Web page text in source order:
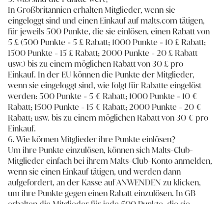
In Großbritannien erhalten Mitglieder, wenn sie
eingeloggt sind und einen Einkauf auf malts.com tätigen,
für jeweils 500 Punkte, die sie einlösen, einen Rabatt von
5 £ (500 Punkte = 5 £ Rabatt; 1000 Punkte = 10 £ Rabatt;
1500 Punkte = 15 £ Rabatt; 2000 Punkte = 20 £ Rabatt
usw.) bis zu einem möglichen Rabatt von 30 £ pro
Einkauf. In der EU können die Punkte der Mitglieder,
wenn sie eingeloggt sind, wie folgt für Rabatte eingelöst
werden: 500 Punkte = 5 € Rabatt; 1000 Punkte = 10 €
Rabatt; 1500 Punkte = 15 € Rabatt; 2000 Punkte = 20 €
Rabatt; usw. bis zu einem möglichen Rabatt von 30 € pro
Einkauf.
6. Wie können Mitglieder ihre Punkte einlösen?
Um ihre Punkte einzulösen, können sich Malts-Club-
Mitglieder einfach bei ihrem Malts-Club-Konto anmelden,
wenn sie einen Einkauf tätigen, und werden dann
aufgefordert, an der Kasse auf ANWENDEN zu klicken,
um ihre Punkte gegen einen Rabatt einzulösen. In GB